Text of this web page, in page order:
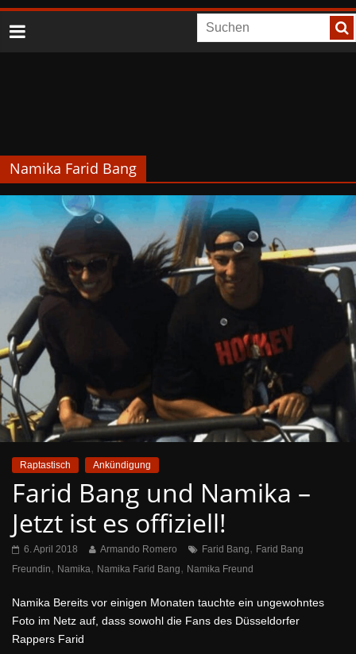
Namika Farid Bang
Raptastisch Ankündigung
Farid Bang und Namika –
Jetzt ist es offiziell!
6. April 2018 Armando Romero Farid Bang, Farid Bang
Freundin, Namika, Namika Farid Bang, Namika Freund
Namika Bereits vor einigen Monaten tauchte ein ungewohntes
Foto im Netz auf, dass sowohl die Fans des Düsseldorfer
Rappers Farid